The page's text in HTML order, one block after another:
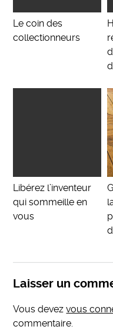
Le coin des
collectionneurs
Libérez l’inventeur
qui sommeille en
vous
Laisser un
Vous devezvous
commentaire.